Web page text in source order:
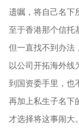
遗嘱，将自己名下
至于香港那个信托
但一直找不到办法
以公司开拓海外线
到国资委手里，也
再加上私生子名下
才选择将这事闹大。